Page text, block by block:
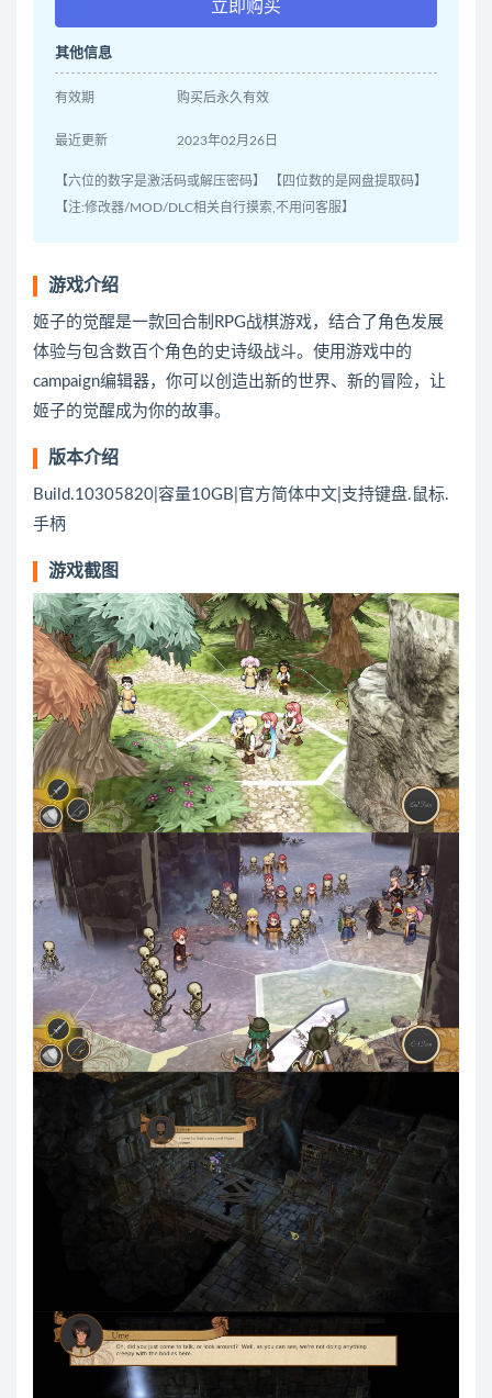
立即购买
其他信息
有效期 购买后永久有效
最近更新 2023年02月26日
【六位的数字是激活码或解压密码】 【四位数的是网盘提取码】
【注:修改器/MOD/DLC相关自行摸索,不用问客服】
游戏介绍
姬子的觉醒是一款回合制RPG战棋游戏，结合了角色发展
体验与包含数百个角色的史诗级战斗。使用游戏中的
campaign编辑器，你可以创造出新的世界、新的冒险，让
姬子的觉醒成为你的故事。
版本介绍
Build.10305820|容量10GB|官方简体中文|支持键盘.鼠标.
手柄
游戏截图